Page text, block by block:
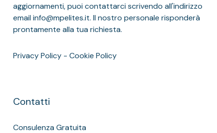
aggiornamenti, puoi contattarci scrivendo all'indirizzo
email info@mpelites.it. Il nostro personale risponderà
prontamente alla tua richiesta.
Privacy Policy- Cookie Policy
Contatti
Consulenza Gratuita